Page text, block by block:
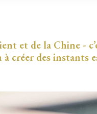
et de la Chine -
à créer des